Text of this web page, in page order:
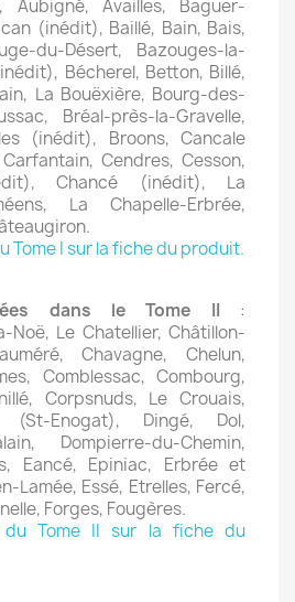
Aubigné, Availles, Baguer-
(inédit), Baillé, Bain, Bais,
du-Désert, Bazouges-la-
Bécherel, Betton, Billé,
La Bouëxière, Bourg-des-
Bréal-près-la-Gravelle,
(inédit), Broons, Cancale
Cendres, Cesson,
Chancé (inédit), La
La Chapelle-Erbrée,
Tome I sur la fiche du produit.
dans le Tome II :
Noë, Le Chatellier, Châtillon-
Chavagne, Chelun,
Comblessac, Combourg,
Corpsnuds, Le Crouais,
(St-Enogat), Dingé, Dol,
Dompierre-du-Chemin,
Eancé, Epiniac, Erbrée et
Lamée, Essé, Etrelles, Fercé,
Forges, Fougères.
du Tome II sur la fiche du